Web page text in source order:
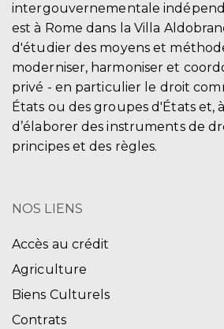
intergouvernementale
est à Rome dans la Villa
d'étudier des moyens et
moderniser, harmoniser et
privé - en particulier le droit
États ou des groupes d'États et,
d’élaborer des instruments de
principes et des règles.
NOS LIENS
Accès au crédit
Agriculture
Biens Culturels
Contrats